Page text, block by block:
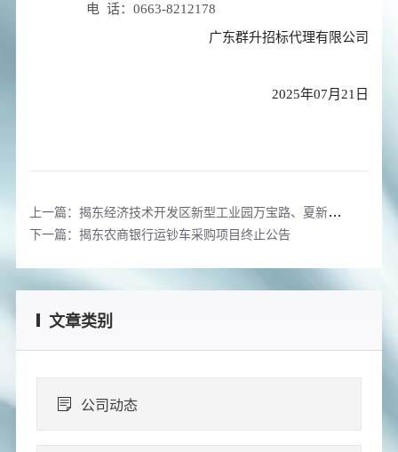
电 话： 0663-8212178
广东群升招标代理有限公司
2025年07月21日
上一篇：揭东经济技术开发区新型工业园万宝路、夏新路二条市政道路配套提升工程终止公告
下一篇：揭东农商银行运钞车采购项目终止公告
文章类别
公司动态